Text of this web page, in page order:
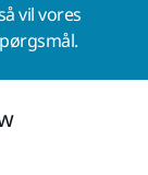
vil vores